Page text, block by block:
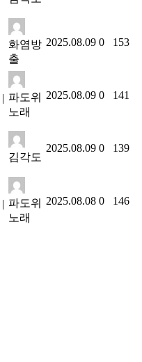
화염방
출
2025.08.09 0 153
| 파도위
노래
2025.08.09 0 141
김각도
2025.08.09 0 139
| 파도위
노래
2025.08.08 0 146